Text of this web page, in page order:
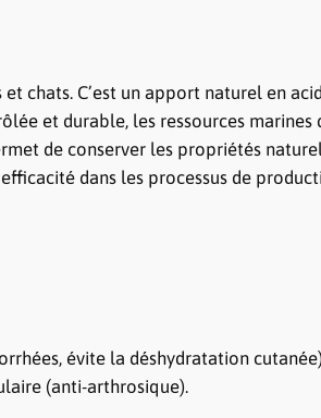
S
a
u
m
chats. C’est un apport naturel en
et durable, les ressources marines
de conserver les propriétés
dans les processus de
évite la déshydratation
(anti-arthrosique).